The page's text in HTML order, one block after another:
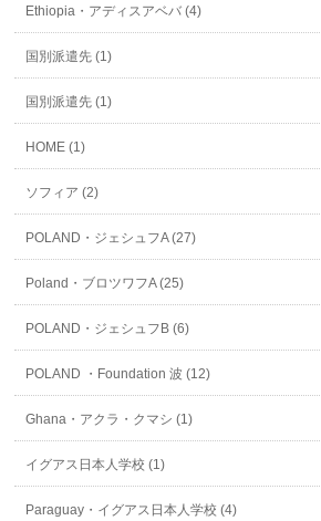
Ethiopia・アディスアベバ (4)
国別派遣先 (1)
国別派遣先 (1)
HOME (1)
ソフィア (2)
POLAND・ジェシュフA (27)
Poland・ブロツワフA (25)
POLAND・ジェシュフB (6)
POLAND ・Foundation 波 (12)
Ghana・アクラ・クマシ (1)
イグアス日本人学校 (1)
Paraguay・イグアス日本人学校 (4)